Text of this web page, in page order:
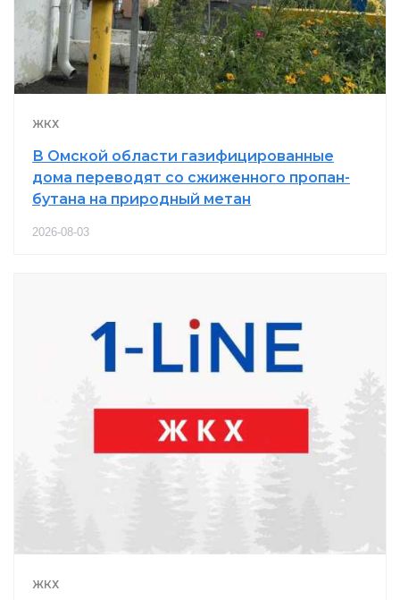
ЖКХ
В Омской области газифицированные
дома переводят со сжиженного пропан-
бутана на природный метан
2026-08-03
ЖКХ